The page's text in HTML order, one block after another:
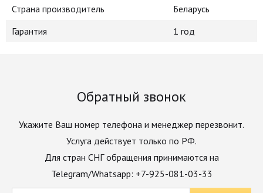
Страна производитель
Беларусь
Гарантия
1 год
Обратный звонок
Укажите Ваш номер телефона и менеджер перезвонит.
Услуга действует только по РФ.
Для стран СНГ обращения принимаются на
Telegram/Whatsapp: +7-925-081-03-33